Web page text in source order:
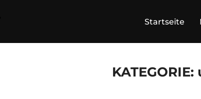
Startseite
KATEGORIE: